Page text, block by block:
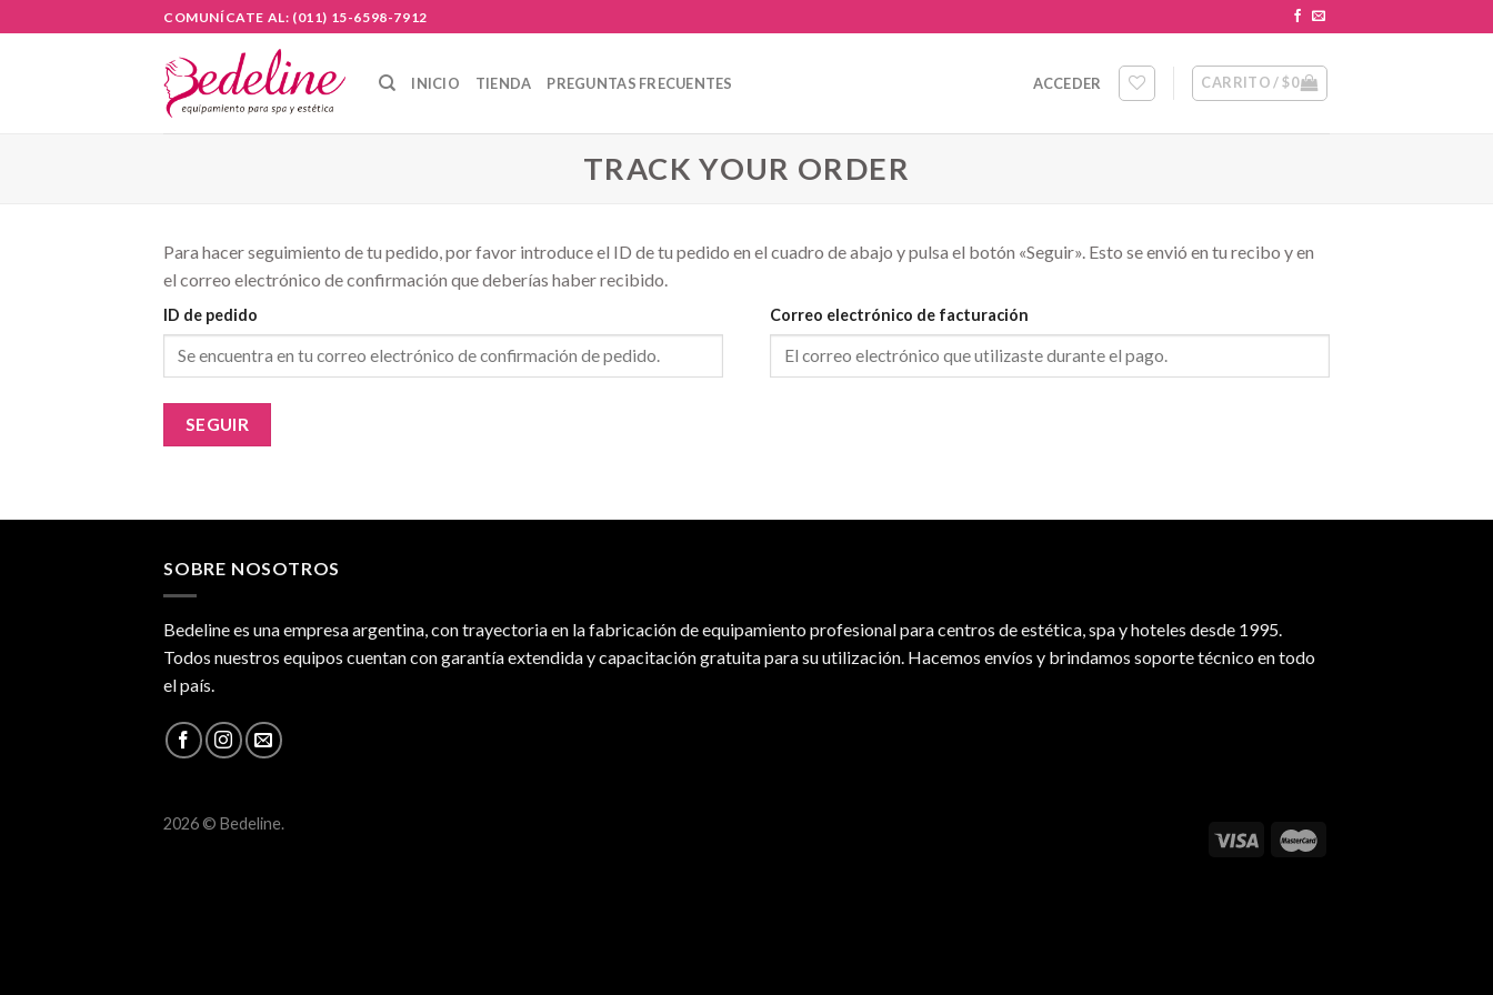
COMUNÍCATE AL: (011) 15-6598-7912
INICIO TIENDA PREGUNTAS FRECUENTES ACCEDER CARRITO /$0
TRACK YOUR ORDER
Para hacer seguimiento de tu pedido, por favor introduce el ID de tu pedido en el cuadro de abajo y pulsa el botón «Seguir». Esto se envió en tu recibo y en
el correo electrónico de confirmación que deberías haber recibido.
ID de pedido Correo electrónico de facturación
SEGUIR
SOBRE NOSOTROS
Bedeline es una empresa argentina, con trayectoria en la fabricación de equipamiento profesional para centros de estética, spa y hoteles desde 1995.
Todos nuestros equipos cuentan con garantía extendida y capacitación gratuita para su utilización. Hacemos envíos y brindamos soporte técnico en todo
el país.
2026 © Bedeline.